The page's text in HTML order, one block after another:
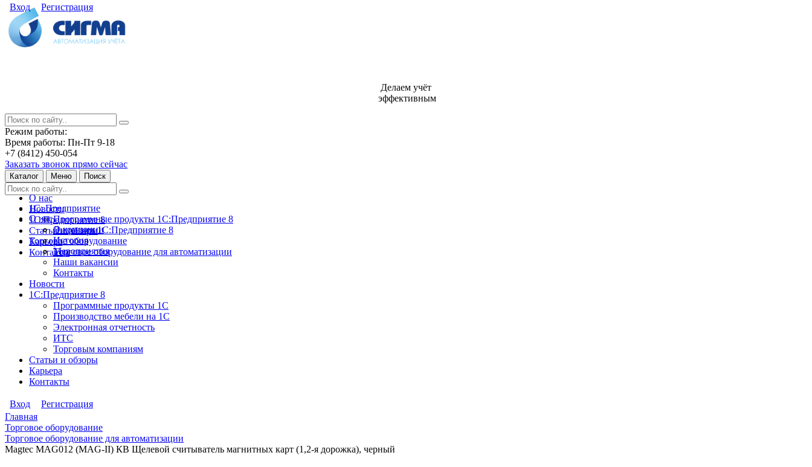
Вход Регистрация
Делаем учёт
эффективным
Режим работы:
Время работы: Пн-Пт 9-18
+7 (8412) 450-054
Заказать звонок прямо сейчас
Каталог Меню Поиск
О нас
Новости
1С:Предприятие 8
Статьи и обзоры
Карьера
Контакты
1С: Предприятие
Программные продукты 1С:Предприятие 8
Лицензии 1С:Предприятие 8
Торговое оборудование
Торговое оборудование для автоматизации
О нас
О компании
История
Мероприятия
Наши вакансии
Контакты
Новости
1С:Предприятие 8
Программные продукты 1С
Производство мебели на 1С
Электронная отчетность
ИТС
Торговым компаниям
Статьи и обзоры
Карьера
Контакты
Вход
Регистрация
Главная
Торговое оборудование
Торговое оборудование для автоматизации
Magtec MAG012 (MAG-II) КВ Щелевой считыватель магнитных карт (1,2-я дорожка), черный